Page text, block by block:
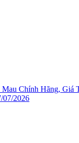
Chính Hãng, Giá
07/2026